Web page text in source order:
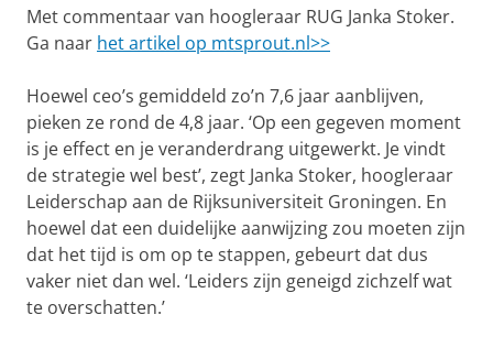
Met commentaar van hoogleraar RUG Janka Stoker.
Ga naar het artikel op mtsprout.nl>>
Hoewel ceo’s gemiddeld zo’n 7,6 jaar aanblijven,
pieken ze rond de 4,8 jaar. ‘Op een gegeven moment
is je effect en je veranderdrang uitgewerkt. Je vindt
de strategie wel best’, zegt Janka Stoker, hoogleraar
Leiderschap aan de Rijksuniversiteit Groningen. En
hoewel dat een duidelijke aanwijzing zou moeten zijn
dat het tijd is om op te stappen, gebeurt dat dus
vaker niet dan wel. ‘Leiders zijn geneigd zichzelf wat
te overschatten.’